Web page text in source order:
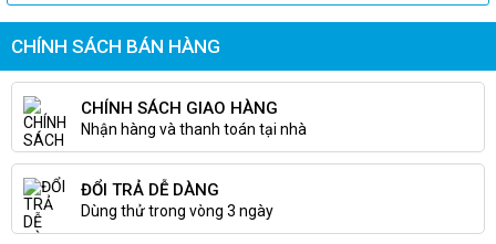
CHÍNH SÁCH BÁN HÀNG
CHÍNH SÁCH GIAO HÀNG
Nhận hàng và thanh toán tại nhà
ĐỔI TRẢ DỄ DÀNG
Dùng thử trong vòng 3 ngày